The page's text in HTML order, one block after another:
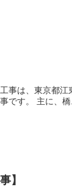
は、東京都
です。 主に、橋
】